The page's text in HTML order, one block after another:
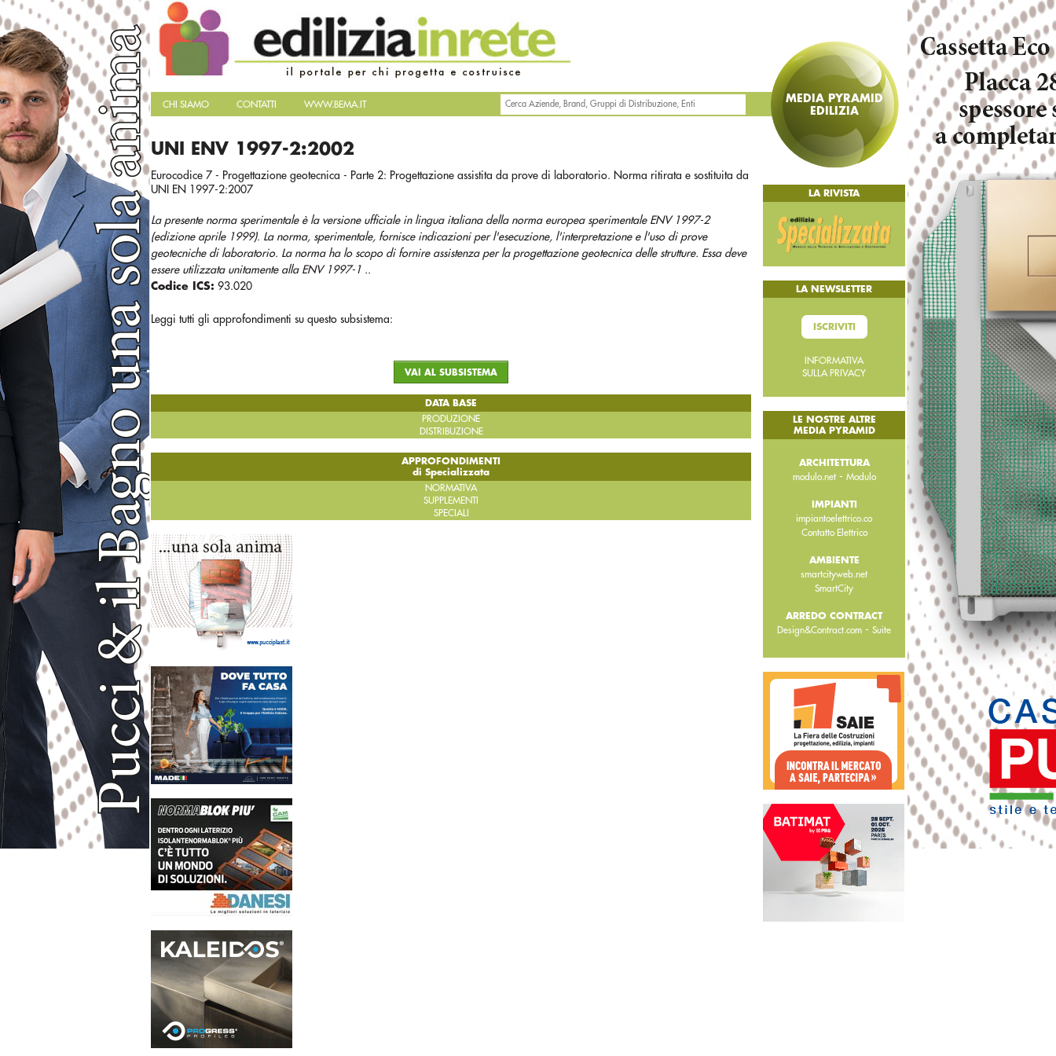
CHI SIAMO CONTATTI WWW.BEMA.IT
MEDIA PYRAMID
EDILIZIA
UNI ENV 1997-2:2002
Eurocodice 7 - Progettazione geotecnica - Parte 2: Progettazione assistita da prove di laboratorio. Norma ritirata e sostituita da
UNI EN 1997-2:2007
La presente norma sperimentale è la versione ufficiale in lingua italiana della norma europea sperimentale ENV 1997-2
(edizione aprile 1999). La norma, sperimentale, fornisce indicazioni per l'esecuzione, l'interpretazione e l'uso di prove
geotecniche di laboratorio. La norma ha lo scopo di fornire assistenza per la progettazione geotecnica delle strutture. Essa deve
essere utilizzata unitamente alla ENV 1997-1 ..
Codice ICS: 93.020
Leggi tutti gli approfondimenti su questo subsistema:
VAI AL SUBSISTEMA
DATA BASE
PRODUZIONE
DISTRIBUZIONE
APPROFONDIMENTI
di Specializzata
NORMATIVA
SUPPLEMENTI
SPECIALI
LA RIVISTA
LA NEWSLETTER
ISCRIVITI
INFORMATIVA
SULLA PRIVACY
LE NOSTRE ALTRE
MEDIA PYRAMID
ARCHITETTURA
modulo.net- Modulo
IMPIANTI
impiantoelettrico.co
Contatto Elettrico
AMBIENTE
smartcityweb.net
SmartCity
ARREDO CONTRACT
Design&Contract.com -Suite